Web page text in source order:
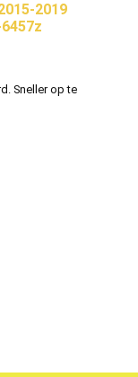
2019
Sneller op te